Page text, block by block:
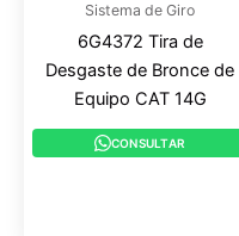
Sistema de Giro
6G4372 Tira de
Desgaste de Bronce de
Equipo CAT 14G
CONSULTAR